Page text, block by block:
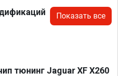
Показать все
тюнинг Jaguar XF X260